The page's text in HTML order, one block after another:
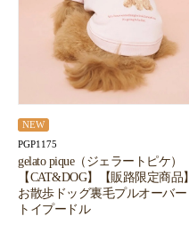
NEW
PGP1175
gelato pique（ジェラートピケ）
【CAT&DOG】【販路限定商品】
お散歩ドッグ裏毛プルオーバー
トイプードル